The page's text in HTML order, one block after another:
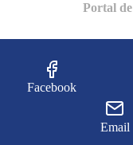
Portal
Facebook
Email